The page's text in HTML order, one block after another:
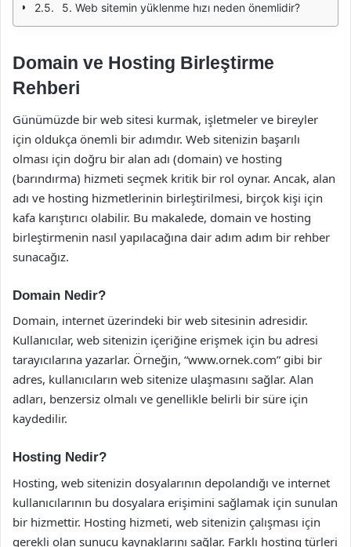
5. Web sitemin yüklenme hızı neden önemlidir?
Domain ve Hosting Birleştirme
Rehberi
Günümüzde bir web sitesi kurmak, işletmeler ve bireyler
için oldukça önemli bir adımdır. Web sitenizin başarılı
olması için doğru bir alan adı (domain) ve hosting
(barındırma) hizmeti seçmek kritik bir rol oynar. Ancak, alan
adı ve hosting hizmetlerinin birleştirilmesi, birçok kişi için
kafa karıştırıcı olabilir. Bu makalede, domain ve hosting
birleştirmenin nasıl yapılacağına dair adım adım bir rehber
sunacağız.
Domain Nedir?
Domain, internet üzerindeki bir web sitesinin adresidir.
Kullanıcılar, web sitenizin içeriğine erişmek için bu adresi
tarayıcılarına yazarlar. Örneğin, “www.ornek.com” gibi bir
adres, kullanıcıların web sitenize ulaşmasını sağlar. Alan
adları, benzersiz olmalı ve genellikle belirli bir süre için
kaydedilir.
Hosting Nedir?
Hosting, web sitenizin dosyalarının depolandığı ve internet
kullanıcılarının bu dosyalara erişimini sağlamak için sunulan
bir hizmettir. Hosting hizmeti, web sitenizin çalışması için
gerekli olan sunucu kaynaklarını sağlar. Farklı hosting türleri